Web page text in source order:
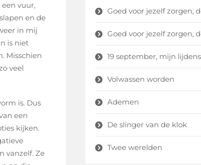
vuur,
en de
in mij
is niet
Misschien
veel
is. Dus
een
kijken.
vanzelf. Ze
Goed voor jezelf zorgen,
Goed voor jezelf zorgen,
19 september, mijn
Volwassen worden
Ademen
De slinger van de klok
Twee werelden